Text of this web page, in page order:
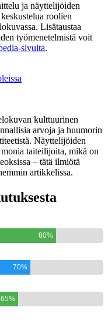
ja näyttelijöiden
roolien
Lisätaustaa
työmenetelmistä voit
sivulta.
kulttuurinen
arvoja ja huumorin
Näyttelijöiden
taiteilijoita, mikä on
– tätä ilmiötä
artikkelissa.
80%
70%
65%